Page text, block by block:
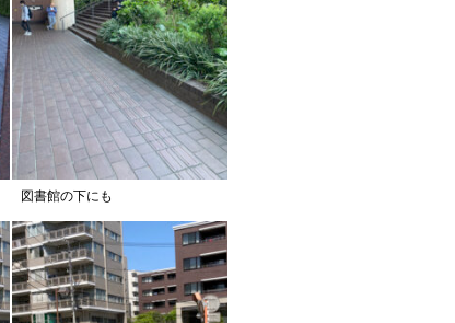
図書館の下にも